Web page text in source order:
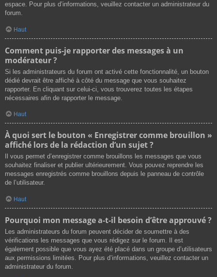
espace. Pour plus d’informations, veuillez contacter un administrateur du
forum.
Haut
Comment puis-je rapporter des messages à un
modérateur ?
Si les administrateurs du forum ont activé cette fonctionnalité, un bouton
dédié devrait être affiché à côté du message que vous souhaitez
rapporter. En cliquant sur celui-ci, vous trouverez toutes les étapes
nécessaires afin de rapporter le message.
Haut
À quoi sert le bouton « Enregistrer comme brouillon »
affiché lors de la rédaction d’un sujet ?
Il vous permet d’enregistrer comme brouillons les messages que vous
souhaitez finaliser et publier ultérieurement. Vous pouvez reprendre les
messages enregistrés comme brouillons depuis le panneau de contrôle
de l’utilisateur.
Haut
Pourquoi mon message a-t-il besoin d’être approuvé ?
Les administrateurs du forum peuvent décider de soumettre à des
vérifications les messages que vous rédigez sur le forum. Il est
également possible que vous ayez été placé dans un groupe d’utilisateurs
aux permissions limitées. Pour plus d’informations, veuillez contacter un
administrateur du forum.